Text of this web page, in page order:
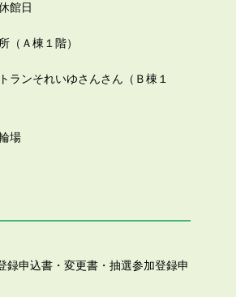
館日
（Ａ棟１階）
ランそれいゆさんさん（Ｂ棟１
場
録申込書・変更書・抽選参加登録申